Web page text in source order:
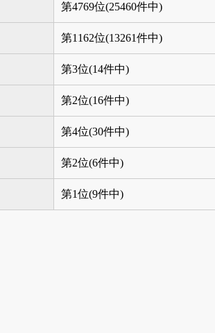
第4769位(25460件中)
第1162位(13261件中)
第3位(14件中)
第2位(16件中)
第4位(30件中)
第2位(6件中)
第1位(9件中)